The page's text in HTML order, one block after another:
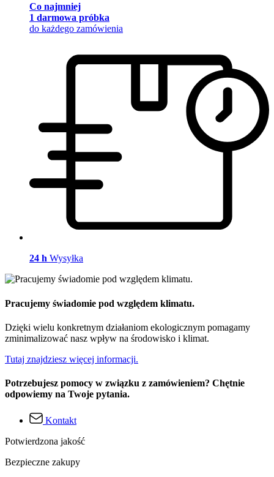
Co najmniej
1 darmowa próbka
do każdego zamówienia
24 h Wysyłka
Pracujemy świadomie pod względem klimatu.
Dzięki wielu konkretnym działaniom ekologicznym pomagamy
zminimalizować nasz wpływ na środowisko i klimat.
Tutaj znajdziesz więcej informacji.
Potrzebujesz pomocy w związku z zamówieniem? Chętnie
odpowiemy na Twoje pytania.
Kontakt
Potwierdzona jakość
Bezpieczne zakupy